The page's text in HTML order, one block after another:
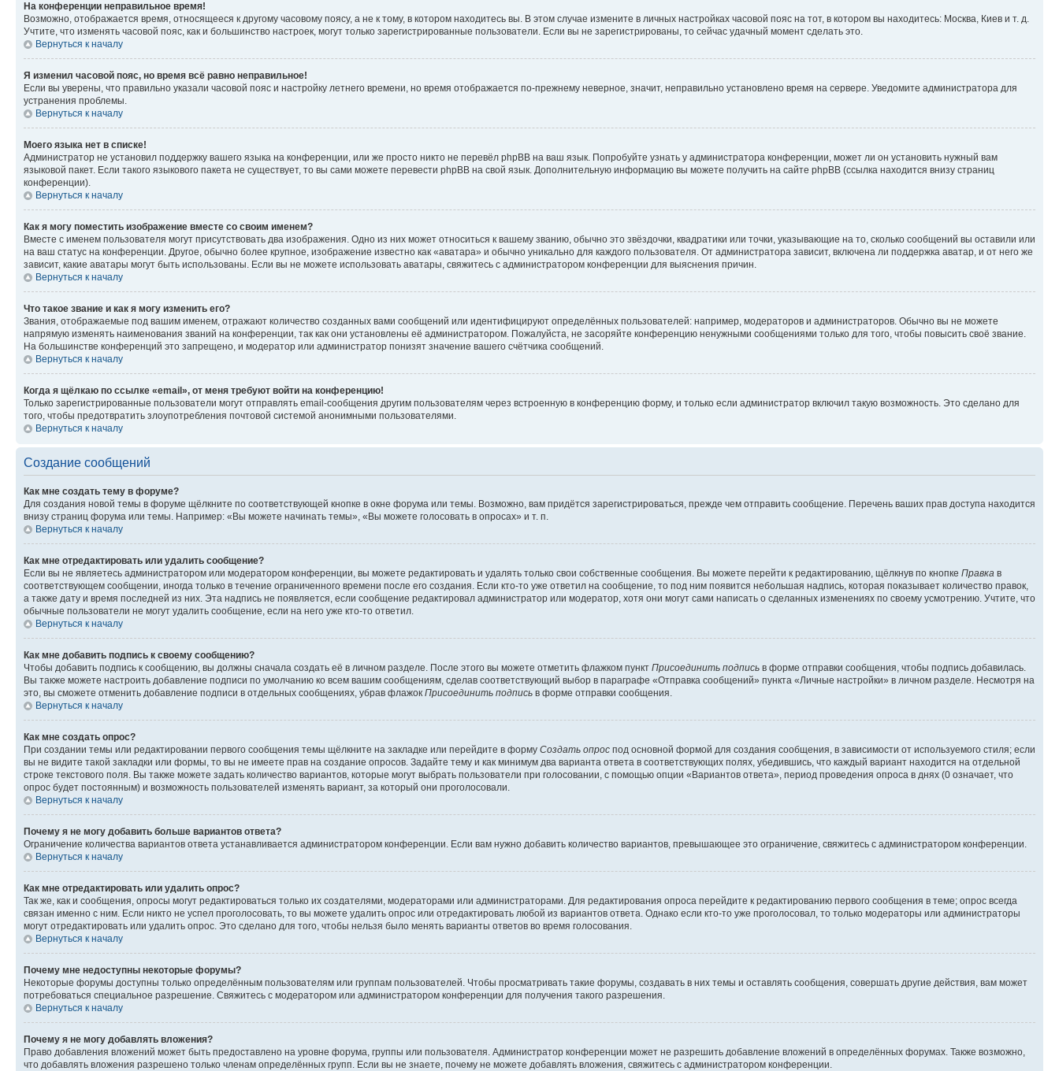
На конференции неправильное время!
Возможно, отображается время, относящееся к другому часовому поясу, а не к тому, в котором находитесь вы. В этом случае измените в личных настройках часовой пояс на тот, в котором вы находитесь: Москва, Киев и т. д.
Учтите, что изменять часовой пояс, как и большинство настроек, могут только зарегистрированные пользователи. Если вы не зарегистрированы, то сейчас удачный момент сделать это.
Вернуться к началу
Я изменил часовой пояс, но время всё равно неправильное!
Если вы уверены, что правильно указали часовой пояс и настройку летнего времени, но время отображается по-прежнему неверное, значит, неправильно установлено время на сервере. Уведомите администратора для
устранения проблемы.
Вернуться к началу
Моего языка нет в списке!
Администратор не установил поддержку вашего языка на конференции, или же просто никто не перевёл phpBB на ваш язык. Попробуйте узнать у администратора конференции, может ли он установить нужный вам
языковой пакет. Если такого языкового пакета не существует, то вы сами можете перевести phpBB на свой язык. Дополнительную информацию вы можете получить на сайте phpBB (ссылка находится внизу страниц
конференции).
Вернуться к началу
Как я могу поместить изображение вместе со своим именем?
Вместе с именем пользователя могут присутствовать два изображения. Одно из них может относиться к вашему званию, обычно это звёздочки, квадратики или точки, указывающие на то, сколько сообщений вы оставили или
на ваш статус на конференции. Другое, обычно более крупное, изображение известно как «аватара» и обычно уникально для каждого пользователя. От администратора зависит, включена ли поддержка аватар, и от него же
зависит, какие аватары могут быть использованы. Если вы не можете использовать аватары, свяжитесь с администратором конференции для выяснения причин.
Вернуться к началу
Что такое звание и как я могу изменить его?
Звания, отображаемые под вашим именем, отражают количество созданных вами сообщений или идентифицируют определённых пользователей: например, модераторов и администраторов. Обычно вы не можете
напрямую изменять наименования званий на конференции, так как они установлены её администратором. Пожалуйста, не засоряйте конференцию ненужными сообщениями только для того, чтобы повысить своё звание.
На большинстве конференций это запрещено, и модератор или администратор понизят значение вашего счётчика сообщений.
Вернуться к началу
Когда я щёлкаю по ссылке «email», от меня требуют войти на конференцию!
Только зарегистрированные пользователи могут отправлять email-сообщения другим пользователям через встроенную в конференцию форму, и только если администратор включил такую возможность. Это сделано для
того, чтобы предотвратить злоупотребления почтовой системой анонимными пользователями.
Вернуться к началу
Создание сообщений
Как мне создать тему в форуме?
Для создания новой темы в форуме щёлкните по соответствующей кнопке в окне форума или темы. Возможно, вам придётся зарегистрироваться, прежде чем отправить сообщение. Перечень ваших прав доступа находится
внизу страниц форума или темы. Например: «Вы можете начинать темы», «Вы можете голосовать в опросах» и т. п.
Вернуться к началу
Как мне отредактировать или удалить сообщение?
Если вы не являетесь администратором или модератором конференции, вы можете редактировать и удалять только свои собственные сообщения. Вы можете перейти к редактированию, щёлкнув по кнопке Правка в
соответствующем сообщении, иногда только в течение ограниченного времени после его создания. Если кто-то уже ответил на сообщение, то под ним появится небольшая надпись, которая показывает количество правок,
а также дату и время последней из них. Эта надпись не появляется, если сообщение редактировал администратор или модератор, хотя они могут сами написать о сделанных изменениях по своему усмотрению. Учтите, что
обычные пользователи не могут удалить сообщение, если на него уже кто-то ответил.
Вернуться к началу
Как мне добавить подпись к своему сообщению?
Чтобы добавить подпись к сообщению, вы должны сначала создать её в личном разделе. После этого вы можете отметить флажком пункт Присоединить подпись в форме отправки сообщения, чтобы подпись добавилась.
Вы также можете настроить добавление подписи по умолчанию ко всем вашим сообщениям, сделав соответствующий выбор в параграфе «Отправка сообщений» пункта «Личные настройки» в личном разделе. Несмотря на
это, вы сможете отменить добавление подписи в отдельных сообщениях, убрав флажок Присоединить подпись в форме отправки сообщения.
Вернуться к началу
Как мне создать опрос?
При создании темы или редактировании первого сообщения темы щёлкните на закладке или перейдите в форму Создать опрос под основной формой для создания сообщения, в зависимости от используемого стиля; если
вы не видите такой закладки или формы, то вы не имеете прав на создание опросов. Задайте тему и как минимум два варианта ответа в соответствующих полях, убедившись, что каждый вариант находится на отдельной
строке текстового поля. Вы также можете задать количество вариантов, которые могут выбрать пользователи при голосовании, с помощью опции «Вариантов ответа», период проведения опроса в днях (0 означает, что
опрос будет постоянным) и возможность пользователей изменять вариант, за который они проголосовали.
Вернуться к началу
Почему я не могу добавить больше вариантов ответа?
Ограничение количества вариантов ответа устанавливается администратором конференции. Если вам нужно добавить количество вариантов, превышающее это ограничение, свяжитесь с администратором конференции.
Вернуться к началу
Как мне отредактировать или удалить опрос?
Так же, как и сообщения, опросы могут редактироваться только их создателями, модераторами или администраторами. Для редактирования опроса перейдите к редактированию первого сообщения в теме; опрос всегда
связан именно с ним. Если никто не успел проголосовать, то вы можете удалить опрос или отредактировать любой из вариантов ответа. Однако если кто-то уже проголосовал, то только модераторы или администраторы
могут отредактировать или удалить опрос. Это сделано для того, чтобы нельзя было менять варианты ответов во время голосования.
Вернуться к началу
Почему мне недоступны некоторые форумы?
Некоторые форумы доступны только определённым пользователям или группам пользователей. Чтобы просматривать такие форумы, создавать в них темы и оставлять сообщения, совершать другие действия, вам может
потребоваться специальное разрешение. Свяжитесь с модератором или администратором конференции для получения такого разрешения.
Вернуться к началу
Почему я не могу добавлять вложения?
Право добавления вложений может быть предоставлено на уровне форума, группы или пользователя. Администратор конференции может не разрешить добавление вложений в определённых форумах. Также возможно,
что добавлять вложения разрешено только членам определённых групп. Если вы не знаете, почему не можете добавлять вложения, свяжитесь с администратором конференции.